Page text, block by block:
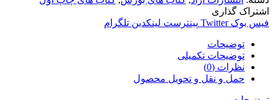
اشتراک گذاری
فیس بوک Twitter پینترست لینکدین تلگرام
توضیحات
توضیحات تکمیلی
نظرات (0)
حمل و نقل و تحویل محصول